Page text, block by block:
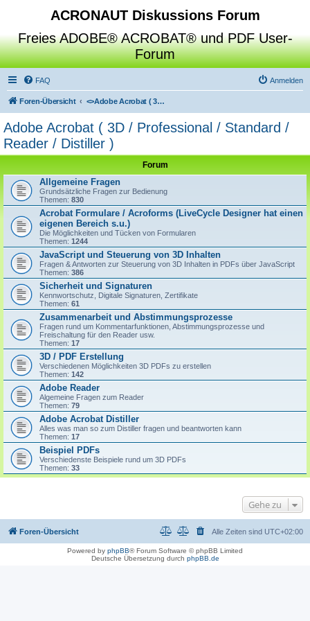
ACRONAUT Diskussions Forum
Freies ADOBE® ACROBAT® und PDF User-
Forum
FAQ Anmelden
Foren-Übersicht <>Adobe Acrobat ( 3D / Professional / Standard / Reader / Distiller )
Adobe Acrobat ( 3D / Professional / Standard /
Reader / Distiller )
Forum
Allgemeine Fragen
Grundsätzliche Fragen zur Bedienung
Themen: 830
Acrobat Formulare / Acroforms (LiveCycle Designer hat einen
eigenen Bereich s.u.)
Die Möglichkeiten und Tücken von Formularen
Themen: 1244
JavaScript und Steuerung von 3D Inhalten
Fragen & Antworten zur Steuerung von 3D Inhalten in PDFs über JavaScript
Themen: 386
Sicherheit und Signaturen
Kennwortschutz, Digitale Signaturen, Zertifikate
Themen: 61
Zusammenarbeit und Abstimmungsprozesse
Fragen rund um Kommentarfunktionen, Abstimmungsprozesse und
Freischaltung für den Reader usw.
Themen: 17
3D / PDF Erstellung
Verschiedenen Möglichkeiten 3D PDFs zu erstellen
Themen: 142
Adobe Reader
Algemeine Fragen zum Reader
Themen: 79
Adobe Acrobat Distiller
Alles was man so zum Distiller fragen und beantworten kann
Themen: 17
Beispiel PDFs
Verschiedenste Beispiele rund um 3D PDFs
Themen: 33
Gehe zu
Foren-Übersicht Alle Zeiten sind UTC+02:00
Powered by phpBB® Forum Software © phpBB Limited
Deutsche Übersetzung durch phpBB.de